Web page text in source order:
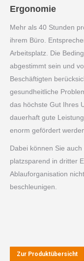
Ergonomie
Mehr als 40 Stunden
ihrem Büro.
Arbeitsplatz. Die
abgestimmt sein und
Beschäftigten
gesundheitliche
das höchste Gut Ihres
dauerhaft gute
enorm gefördert
Dabei können Sie
platzsparend in dritter
Ablauforganisation
beschleunigen.
Zur Produktübersicht